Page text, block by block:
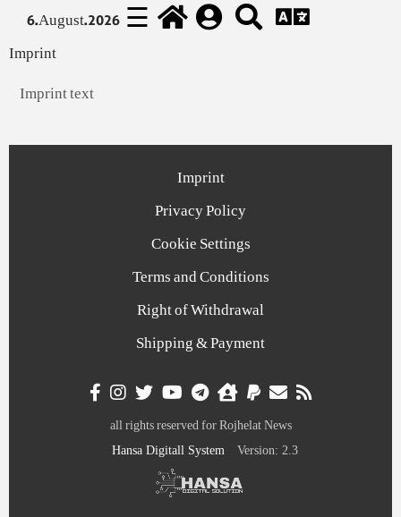
☰
6.August.2026
Imprint
Imprint text
Imprint
Privacy Policy
Cookie Settings
Terms and Conditions
Right of Withdrawal
Shipping & Payment
all rights reserved for Rojhelat News
Hansa Digitall System Version: 2.3